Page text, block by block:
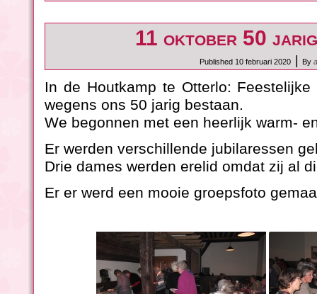
11 oktober 50
Published 10 februari 2020 By
In de Houtkamp te Otterlo:
wegens ons 50 jarig bestaan.
We begonnen met een heerlijk warm-
Er werden verschillende jubilaressen
Drie dames werden erelid omdat zij al
Er er werd een mooie groepsfoto